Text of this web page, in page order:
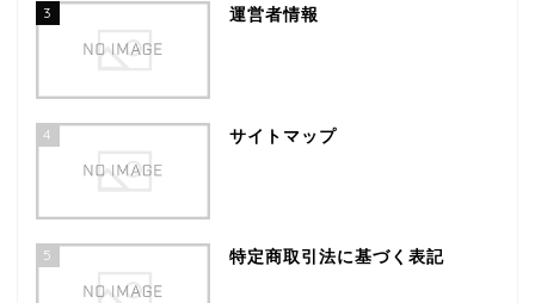
3 運営者情報
4 サイトマップ
5 特定商取引法に基づく表記